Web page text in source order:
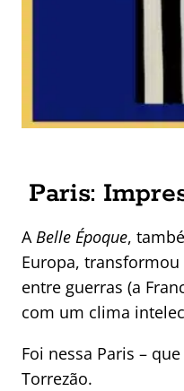
Paris:
ABelle Époque,
Europa,
entre guerras (a
com um clima
Foi nessa Paris –
Torrezão.